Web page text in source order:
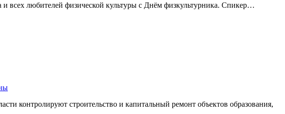
всех любителей физической культуры с Днём физкультурника. Спикер…
контролируют строительство и капитальный ремонт объектов образования,